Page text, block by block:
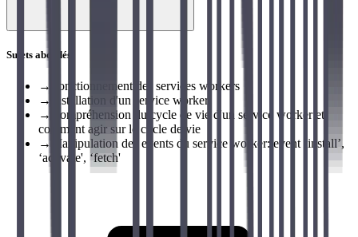
Sujets abordés
→
Fonctionnement des services workers
→
Installation d'un service worker
→
Compréhension du cycle de vie d'un service worker et
comment agir sur le cycle de vie
→
Manipulation des events du service worker: event ‘install’,
‘activate', ‘fetch'